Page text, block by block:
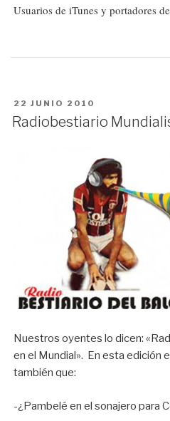
Usuarios de iTunes y portadores
PUBLICADO
EN
22 JUNIO 2010
Radiobestiario
Nuestros oyentes lo dicen:
en el Mundial». En esta edición
también que:
-¿Pambelé en el sonajero para